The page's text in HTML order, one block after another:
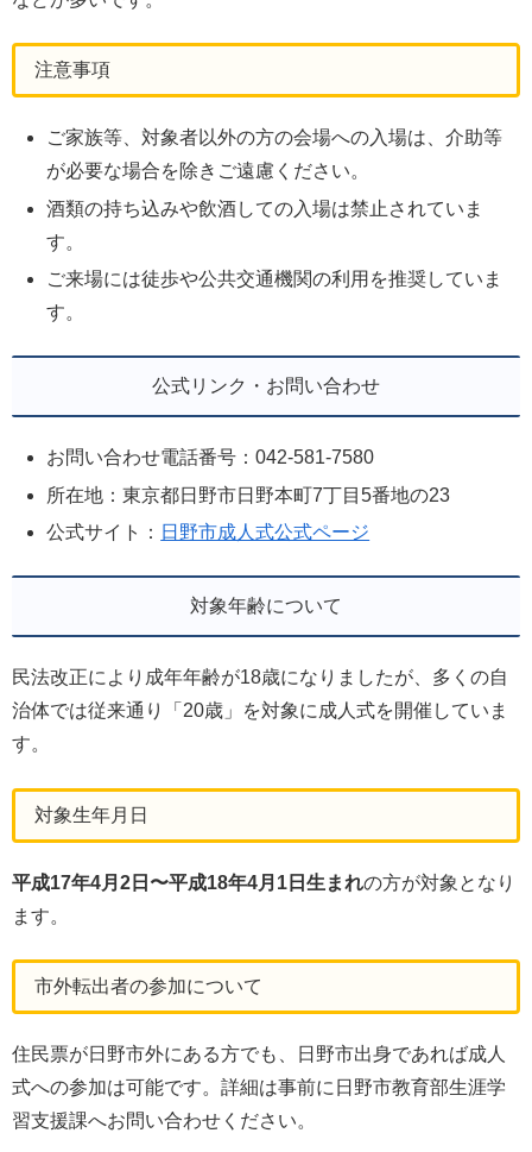
注意事項
ご家族等、対象者以外の方の会場への入場は、介助等
が必要な場合を除きご遠慮ください。
酒類の持ち込みや飲酒しての入場は禁止されていま
す。
ご来場には徒歩や公共交通機関の利用を推奨していま
す。
公式リンク・お問い合わせ
お問い合わせ電話番号：042-581-7580
所在地：東京都日野市日野本町7丁目5番地の23
公式サイト： 日野市成人式公式ページ
対象年齢について
民法改正により成年年齢が18歳になりましたが、多くの自
治体では従来通り「20歳」を対象に成人式を開催していま
す。
対象生年月日
平成17年4月2日〜平成18年4月1日生まれの方が対象となり
ます。
市外転出者の参加について
住民票が日野市外にある方でも、日野市出身であれば成人
式への参加は可能です。詳細は事前に日野市教育部生涯学
習支援課へお問い合わせください。